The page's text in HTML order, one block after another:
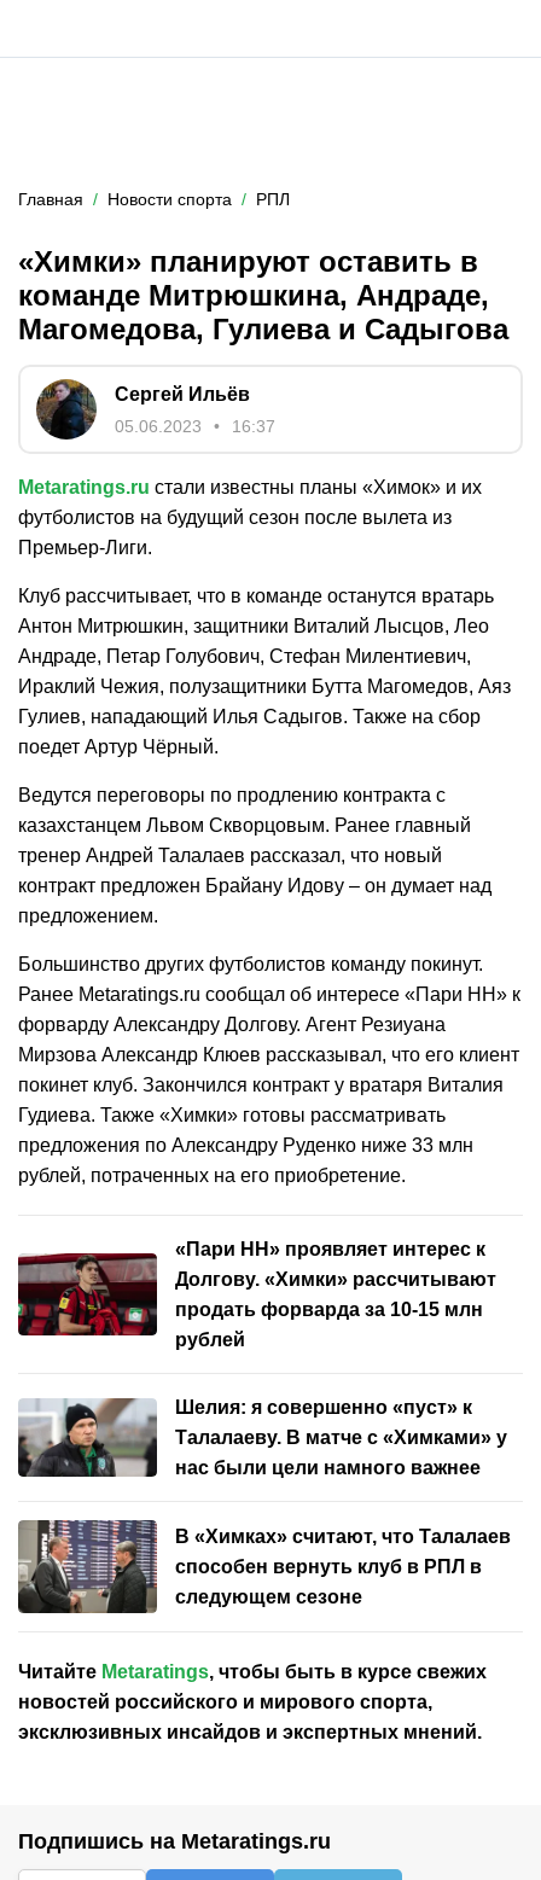
Главная Новости спорта РПЛ
«Химки» планируют оставить в
команде Митрюшкина, Андраде,
Магомедова, Гулиева и Садыгова
Сергей Ильёв
05.06.2023 16:37
Metaratings.ru стали известны планы «Химок» и их
футболистов на будущий сезон после вылета из
Премьер-Лиги.
Клуб рассчитывает, что в команде останутся вратарь
Антон Митрюшкин, защитники Виталий Лысцов, Лео
Андраде, Петар Голубович, Стефан Милентиевич,
Ираклий Чежия, полузащитники Бутта Магомедов, Аяз
Гулиев, нападающий Илья Садыгов. Также на сбор
поедет Артур Чёрный.
Ведутся переговоры по продлению контракта с
казахстанцем Львом Скворцовым. Ранее главный
тренер Андрей Талалаев рассказал, что новый
контракт предложен Брайану Идову – он думает над
предложением.
Большинство других футболистов команду покинут.
Ранее Metaratings.ru сообщал об интересе «Пари НН» к
форварду Александру Долгову. Агент Резиуана
Мирзова Александр Клюев рассказывал, что его клиент
покинет клуб. Закончился контракт у вратаря Виталия
Гудиева. Также «Химки» готовы рассматривать
предложения по Александру Руденко ниже 33 млн
рублей, потраченных на его приобретение.
«Пари НН» проявляет интерес к
Долгову. «Химки» рассчитывают
продать форварда за 10-15 млн
рублей
Шелия: я совершенно «пуст» к
Талалаеву. В матче с «Химками» у
нас были цели намного важнее
В «Химках» считают, что Талалаев
способен вернуть клуб в РПЛ в
следующем сезоне
Читайте Metaratings, чтобы быть в курсе свежих
новостей российского и мирового спорта,
эксклюзивных инсайдов и экспертных мнений.
Подпишись на Metaratings.ru